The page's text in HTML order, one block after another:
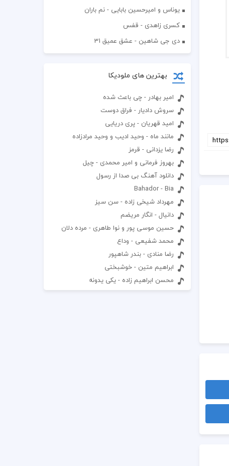
یوناس و امیرحسین بابایی - نم باران
کسری زاهدی - قفس
دی جی شاهین - عشق عمیق 31
بهترین های ملودیکا
امیر بهادر - چی باعث شده
سروش دادیار - فراق دوست
امید قهریان - پری دریایی
مانند ماه - وحید ادیب و وحید مرادزاده
رضا یزدانی - قرمز
بهروز فرمانی و امیر محمدی - چیل
دانلود آهنگ بی صدا از رسول
Bahador - Bia
مهرداد شیخی زاده - سن سیز
دانیال - انگار مریضم
حسین موسی پور و نوا طاهری - مرده دلان
محمد شفیعی - وداع
رضا منادی - بندر شاهپور
ابراهیم متین - خوشبختی
محسن ابراهیم زاده - یکی یدونه